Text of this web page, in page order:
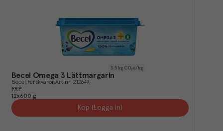
3.5 kg CO₂e/kg
Becel Omega 3 Lättmargarin
Becel Färskvaror Art.nr. 212649
FRP
12x600 g
Köp (Logga in)